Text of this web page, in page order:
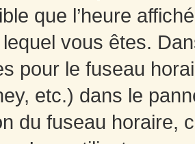
que l’heure
vous êtes.
pour le fuseau
etc.) dans le
du fuseau horaire,